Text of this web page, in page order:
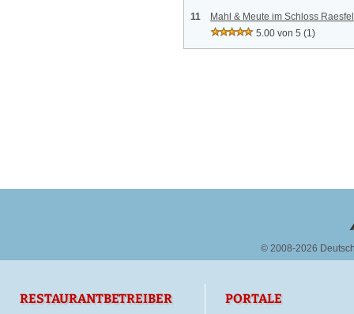
11
Mahl & Meute im Schloss
5.00 von 5 (1)
© 2008-2026
RESTAURANTBETREIBER PORTALE